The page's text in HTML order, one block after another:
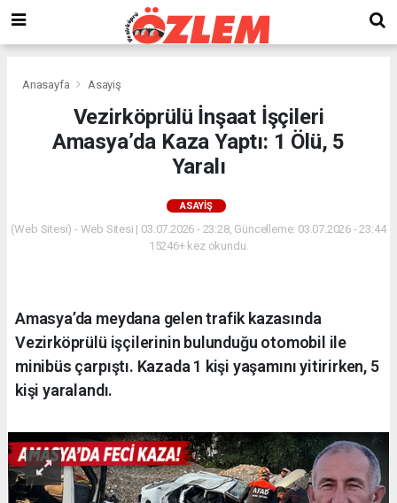
Anasayfa Asayiş
Vezirköprülü İnşaat İşçileri
Amasya’da Kaza Yaptı: 1 Ölü, 5
Yaralı
ASAYIŞ
(Web Sitesi) - Web Sitesi | 03.07.2026 - 23:28, Güncelleme: 03.07.2026 - 23:44
15246+ kez okundu.
Amasya’da meydana gelen trafik kazasında
Vezirköprülü işçilerinin bulunduğu otomobil ile
minibüs çarpıştı. Kazada 1 kişi yaşamını yitirirken, 5
kişi yaralandı.